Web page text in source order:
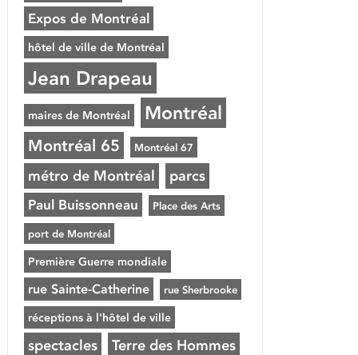
Expos de Montréal
hôtel de ville de Montréal
Jean Drapeau
maires de Montréal Montréal
Montréal 65 Montréal 67
métro de Montréal parcs
Paul Buissonneau Place des Arts
port de Montréal
Première Guerre mondiale
rue Sainte-Catherine rue Sherbrooke
réceptions à l'hôtel de ville
spectacles Terre des Hommes